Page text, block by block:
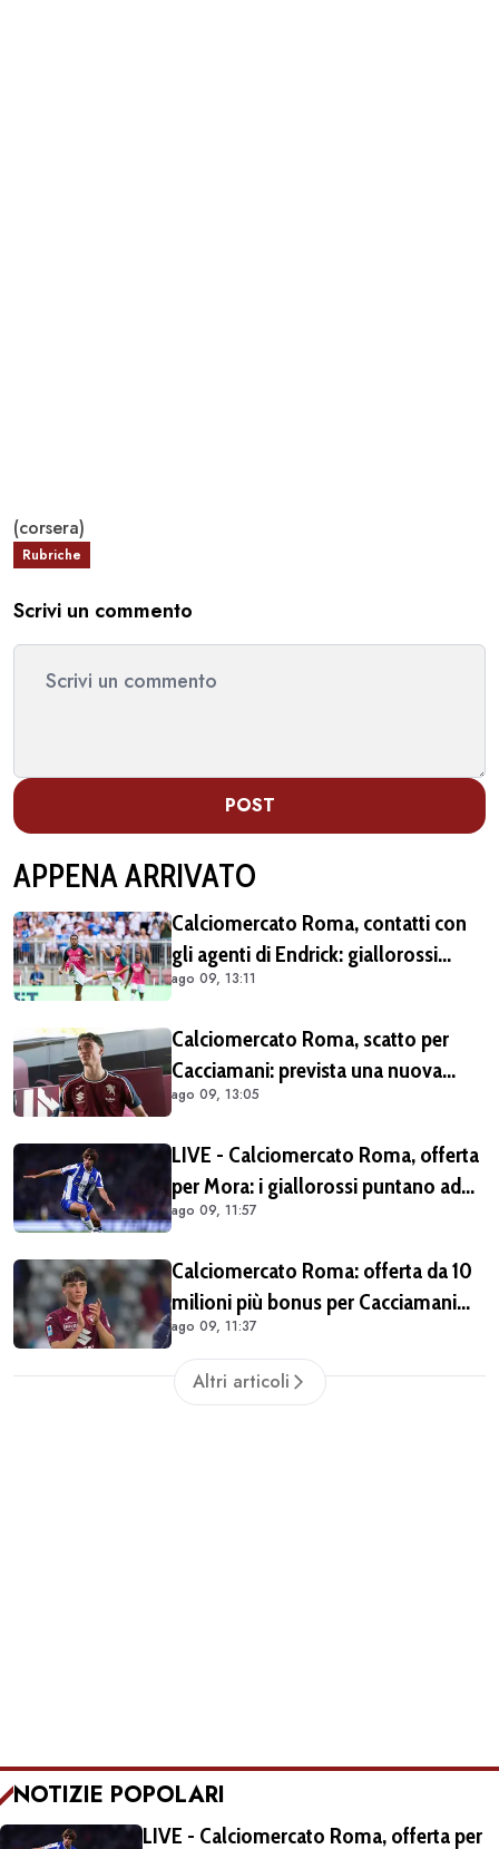
(corsera)
Rubriche
Scrivi un commento
POST
APPENA ARRIVATO
Calciomercato Roma, contatti con
gli agenti di Endrick: giallorossi
pronti all'affondo in caso di apertura
ago 09, 13:11
Calciomercato Roma, scatto per
Cacciamani: prevista una nuova
offerta tra oggi e domani
ago 09, 13:05
LIVE - Calciomercato Roma, offerta
per Mora: i giallorossi puntano ad
acquistarlo a titolo definitivo.
ago 09, 11:57
Calciomercato Roma: offerta da 10
milioni più bonus per Cacciamani
ma c'è distanza, interesse anche
dell'Inter. Cherubini vicino al
Benevento
ago 09, 11:37
Altri articoli
NOTIZIE POPOLARI
LIVE - Calciomercato Roma, offerta per